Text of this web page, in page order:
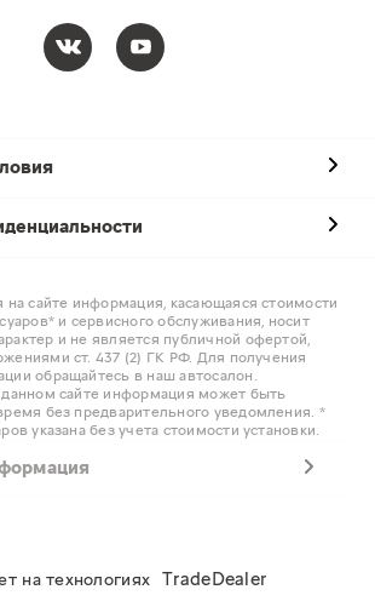
на сайте информация, касающаяся стоимости
и сервисного обслуживания, носит
и не является публичной офертой,
ст. 437 (2) ГК РФ. Для получения
обращайтесь в наш автосалон.
данном сайте информация может быть
без предварительного уведомления. *
указана без учета стоимости установки.
на технологиях TradeDealer